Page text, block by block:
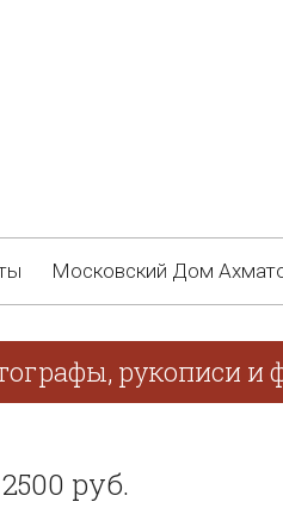
Московский Дом
рукописи и
руб.